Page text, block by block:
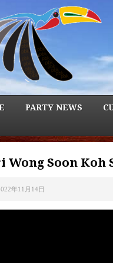
PARTY NEWS
Wong Soon Koh
年11月14日